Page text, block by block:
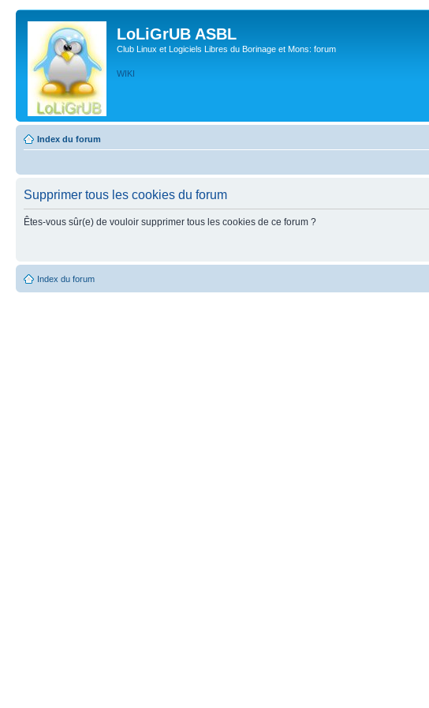
LoLiGrUB ASBL
Club Linux et Logiciels Libres du Borinage et Mons: forum
WIKI
Index du forum
Supprimer tous les cookies du forum
Êtes-vous sûr(e) de vouloir supprimer tous les cookies de ce forum ?
Index du forum